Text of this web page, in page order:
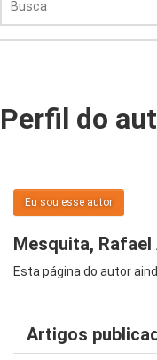
Perfil do
Eu sou esse autor
Mesquita, Rafael
Esta página do autor
Artigos